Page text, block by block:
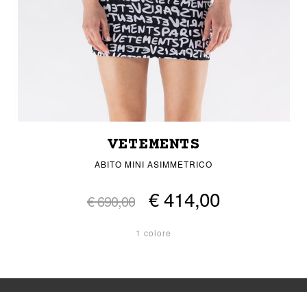
VETEMENTS
ABITO MINI ASIMMETRICO
€ 690,00 € 414,00
1 colore